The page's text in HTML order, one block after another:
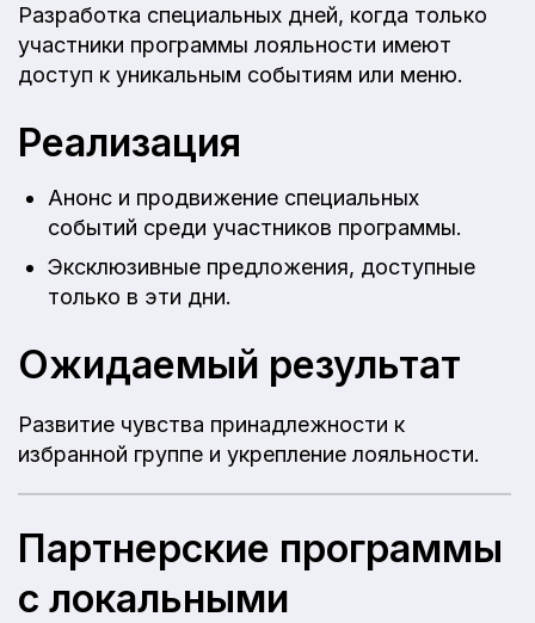
Разработка специальных дней, когда только
участники программы лояльности имеют
доступ к уникальным событиям или меню.
Реализация
Анонс и продвижение специальных
событий среди участников программы.
Эксклюзивные предложения, доступные
только в эти дни.
Ожидаемый результат
Развитие чувства принадлежности к
избранной группе и укрепление лояльности.
Партнерские программы
с локальными